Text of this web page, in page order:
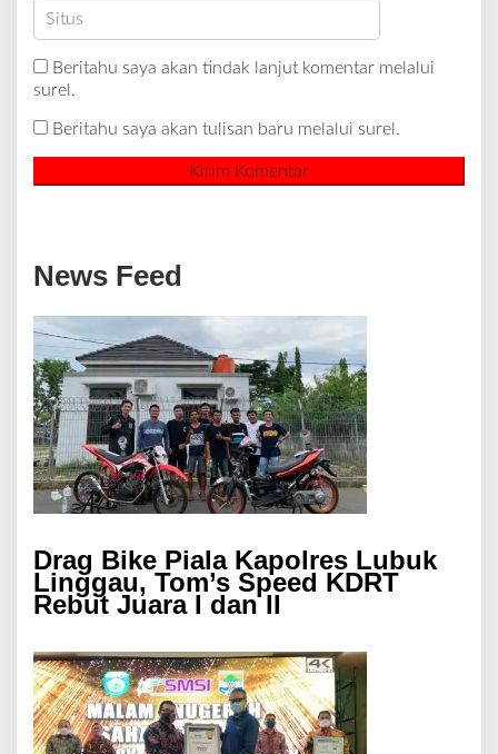
Beritahu saya akan tindak lanjut komentar melalui
surel.
Beritahu saya akan tulisan baru melalui surel.
News Feed
Drag Bike Piala Kapolres Lubuk
Linggau, Tom’s Speed KDRT
Rebut Juara I dan II